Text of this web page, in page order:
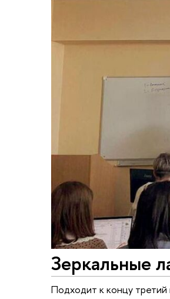
Зеркальные
Подходит к концу третий